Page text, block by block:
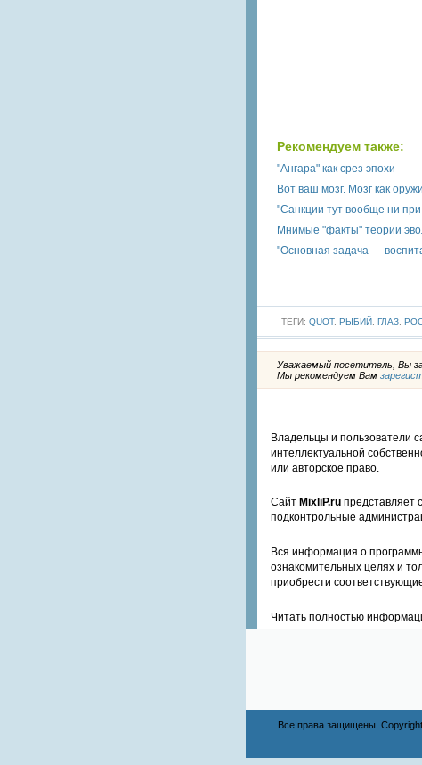
Рекомендуем также:
"Ангара" как срез эпохи
Вот ваш мозг. Мозг как
"Санкции тут вообще ни
Мнимые "факты" теории
"Основная задача —
ТЕГИ: QUOT, РЫБИЙ, ГЛАЗ,
Уважаемый посетитель, Вы
Мы рекомендуем Вам
Владельцы и пользователи
интеллектуальной
или авторское право.
Сайт MixliP.ruпредставляет
подконтрольные
Вся информация о
ознакомительных целях и
приобрести
Читать полностью
Все права защищены.